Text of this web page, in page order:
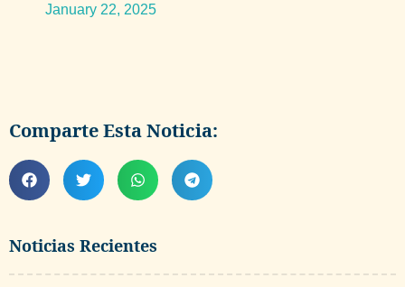
Noticias Recientes
January 22, 2025
Comparte Esta Noticia: